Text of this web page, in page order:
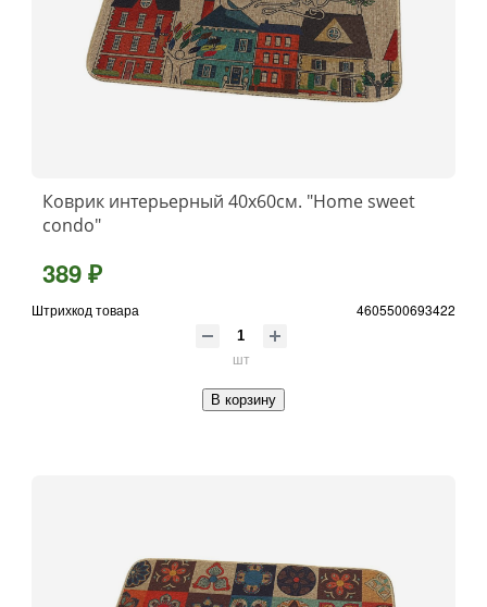
Коврик интерьерный 40х60см. "Home sweet
condo"
389 ₽
Штрихкод товара 4605500693422
шт
В корзину